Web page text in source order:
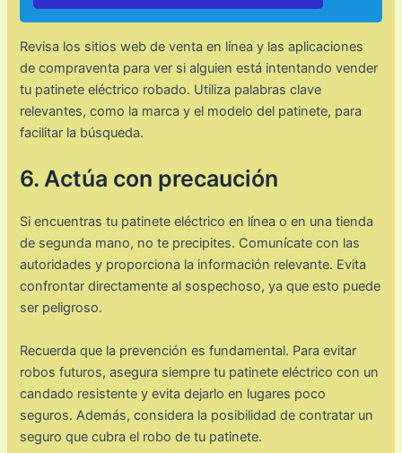
Revisa los sitios web de venta en línea y las aplicaciones
de compraventa para ver si alguien está intentando vender
tu patinete eléctrico robado. Utiliza palabras clave
relevantes, como la marca y el modelo del patinete, para
facilitar la búsqueda.
6. Actúa con precaución
Si encuentras tu patinete eléctrico en línea o en una tienda
de segunda mano, no te precipites. Comunícate con las
autoridades y proporciona la información relevante. Evita
confrontar directamente al sospechoso, ya que esto puede
ser peligroso.
Recuerda que la prevención es fundamental. Para evitar
robos futuros, asegura siempre tu patinete eléctrico con un
candado resistente y evita dejarlo en lugares poco
seguros. Además, considera la posibilidad de contratar un
seguro que cubra el robo de tu patinete.